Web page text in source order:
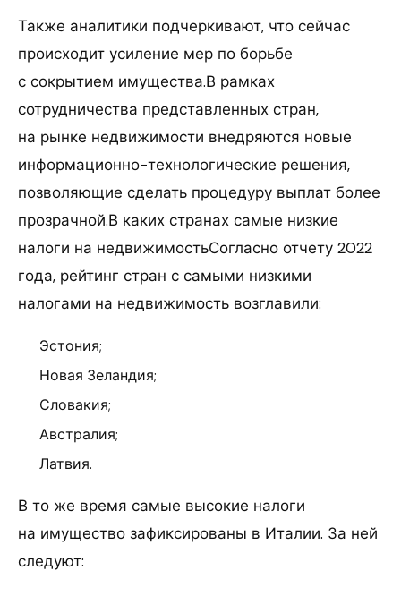
Также аналитики подчеркивают, что сейчас
происходит усиление мер по борьбе
с сокрытием имущества.В рамках
сотрудничества представленных стран,
на рынке недвижимости внедряются новые
информационно-технологические решения,
позволяющие сделать процедуру выплат более
прозрачной.В каких странах самые низкие
налоги на недвижимостьСогласно отчету 2022
года, рейтинг стран с самыми низкими
налогами на недвижимость возглавили:
Эстония;
Новая Зеландия;
Словакия;
Австралия;
Латвия.
В то же время самые высокие налоги
на имущество зафиксированы в Италии. За ней
следуют: